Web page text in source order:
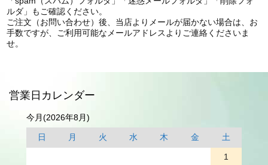
ルダ」もご確認ください。
ご注文（お問い合わせ）後、当店よりメールが届かない場合は、お
手数ですが、ご利用可能なメールアドレスよりご連絡くださいま
せ。
営業日カレンダー
今月(2026年8月)
日 月 火 水 木 金 土
1